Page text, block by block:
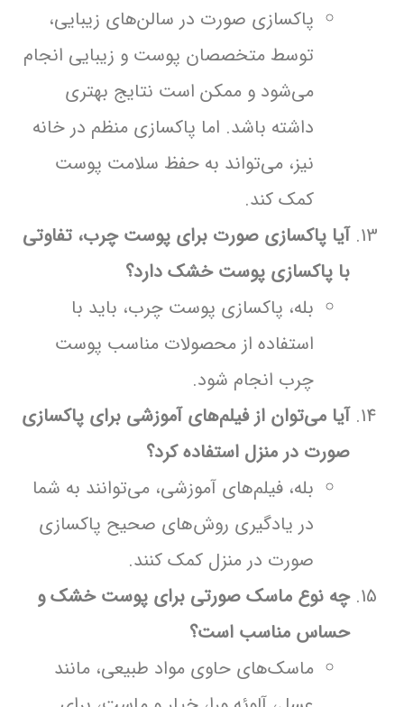
پاکسازی صورت در سالن‌های زیبایی،
توسط متخصصان پوست و زیبایی انجام
می‌شود و ممکن است نتایج بهتری
داشته باشد. اما پاکسازی منظم در خانه
نیز، می‌تواند به حفظ سلامت پوست
کمک کند.
آیا پاکسازی صورت برای پوست چرب، تفاوتی
با پاکسازی پوست خشک دارد؟
بله، پاکسازی پوست چرب، باید با
استفاده از محصولات مناسب پوست
چرب انجام شود.
آیا می‌توان از فیلم‌های آموزشی برای پاکسازی
صورت در منزل استفاده کرد؟
بله، فیلم‌های آموزشی، می‌توانند به شما
در یادگیری روش‌های صحیح پاکسازی
صورت در منزل کمک کنند.
چه نوع ماسک صورتی برای پوست خشک و
حساس مناسب است؟
ماسک‌های حاوی مواد طبیعی، مانند